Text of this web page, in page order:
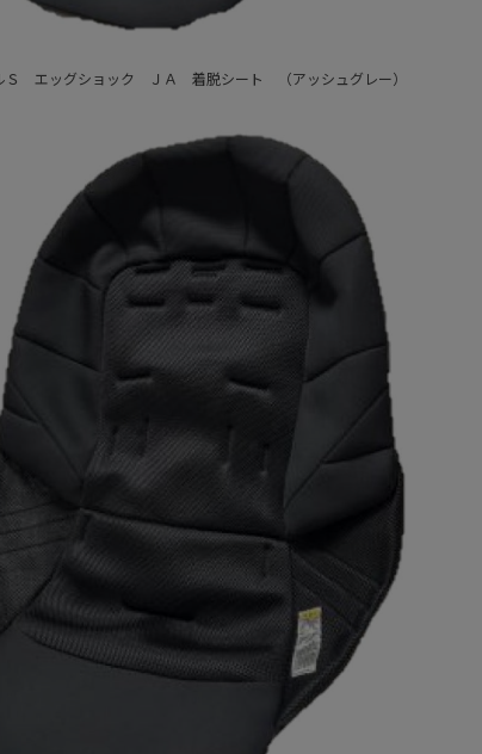
Ｓ エッグショック ＪＡ 着脱シート （アッシュグレー）